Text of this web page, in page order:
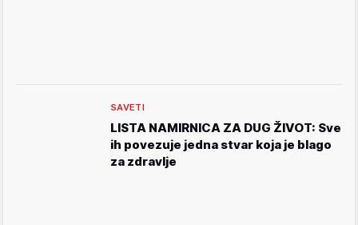
SAVETI
LISTA NAMIRNICA ZA DUG ŽIVOT: Sve
ih povezuje jedna stvar koja je blago
za zdravlje